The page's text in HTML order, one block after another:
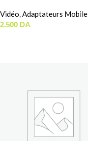
Vidéo,Adaptateurs Mobile
2.500 DA